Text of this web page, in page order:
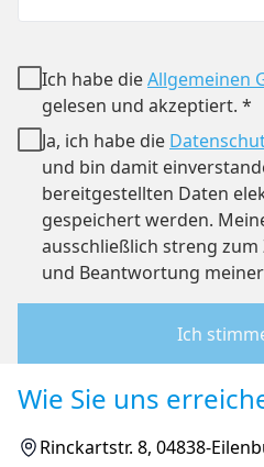
Ich habe dieAllgemeinen
gelesen und akzeptiert. *
Ja, ich habe die
und bin damit
bereitgestellten Daten
gespeichert werden.
ausschließlich streng
und Beantwortung
Ich
Wie Sie uns
Rinckartstr. 8, 04838-